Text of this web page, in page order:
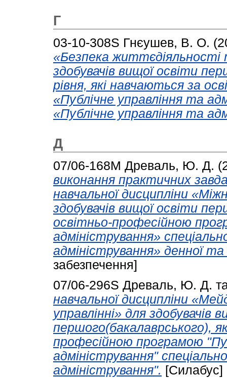
Г
03-10-308S Гнєушев, В. О.
«Безпека життєдіяльності
здобувачів вищої освіти
рівня, які навчаються за
«Публічне управління та
«Публічне управління та
Д
07/06-168М Древаль, Ю. Д.
виконання практичних
навчальної дисципліни
здобувачів вищої освіти
освітньо-професійною
адміністрування»
адміністрування» денної
забезпечення]
07/06-296S Древаль, Ю. Д.
навчальної дисципліни
управлінні» для здобувачів
першого(бакалаврського),
професійною програмою
адміністрування"
адміністрування". [Силабус]